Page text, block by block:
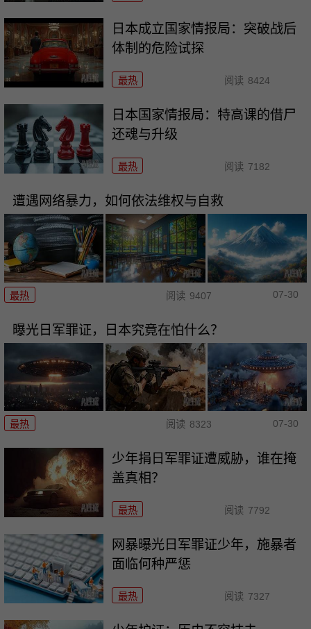
日本成立国家情报局：突破战后
体制的危险试探
最热 阅读 8424
日本国家情报局：特高课的借尸
还魂与升级
最热 阅读 7182
遭遇网络暴力，如何依法维权与自救
最热 阅读 9407 07-30
曝光日军罪证，日本究竟在怕什么？
最热 阅读 8323 07-30
少年捐日军罪证遭威胁，谁在掩
盖真相？
最热 阅读 7792
网暴曝光日军罪证少年，施暴者
面临何种严惩
最热 阅读 7327